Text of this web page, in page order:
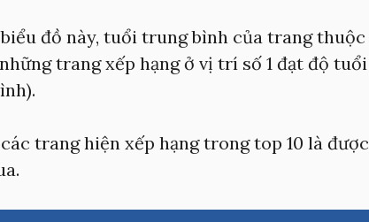
đồ này, tuổi trung bình của trang thuộc
trang xếp hạng ở vị trí số 1 đạt độ tuổi
trang hiện xếp hạng trong top 10 là được